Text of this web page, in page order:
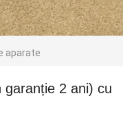
aparate
garanție 2 ani) cu